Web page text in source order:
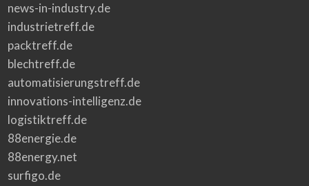
news-in-industry.de
industrietreff.de
packtreff.de
blechtreff.de
automatisierungstreff.de
innovations-intelligenz.de
logistiktreff.de
88energie.de
88energy.net
surfigo.de